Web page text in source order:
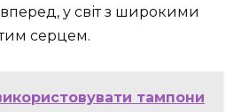
у світ з широкими
серцем.
тампони